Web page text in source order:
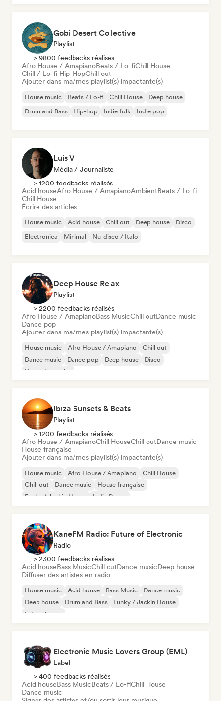
Gobi Desert Collective
Playlist
> 9800 feedbacks réalisés
Afro House / AmapianoBeats / Lo-fiChill House
Chill / Lo-fi Hip-HopChill out
Ajouter dans ma/mes playlist(s) impactante(s)
House music Beats / Lo-fi Chill House
Deep house
Drum and Bass
Hip-hop Indie folk Indie pop
Luis V
Média / Journaliste
> 1200 feedbacks réalisés
Acid houseAfro House / AmapianoAmbientBeats / Lo-fi
Chill House
Écrire des articles
House music Acid house Chill out Deep house
Disco
Electronica
Minimal Nu-disco / Italo
Deep House Relax
Playlist
> 2200 feedbacks réalisés
Afro House / AmapianoBass MusicChill outDance music
Dance pop
Ajouter dans ma/mes playlist(s) impactante(s)
House music Afro House / Amapiano
Chill out
Dance music
Dance pop Deep house
Disco
House française
Ibiza Sunsets & Beats
Playlist
> 1200 feedbacks réalisés
Afro House / AmapianoChill HouseChill outDance music
House française
Ajouter dans ma/mes playlist(s) impactante(s)
House music Afro House / Amapiano
Chill House
Chill out
Dance music
House française
Funky / Jackin House
Indie Dance
KaneFM Radio: Future of Electronic
Radio
> 2300 feedbacks réalisés
Acid houseBass MusicChill outDance musicDeep house
Diffuser des artistes en radio
House music Acid house Bass Music
Dance music
Deep house
Drum and Bass
Funky / Jackin House
Future house
Electronic Music Lovers Group (EML)
Label
> 400 feedbacks réalisés
Acid houseBass MusicBeats / Lo-fiChill House
Dance music